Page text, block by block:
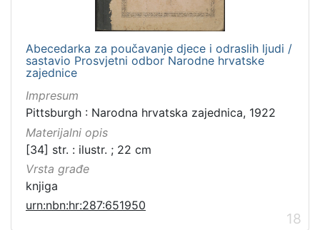
Abecedarka za poučavanje djece i odraslih ljudi /
sastavio Prosvjetni odbor Narodne hrvatske
zajednice
Impresum
Pittsburgh : Narodna hrvatska zajednica, 1922
Materijalni opis
[34] str. : ilustr. ; 22 cm
Vrsta građe
knjiga
urn:nbn:hr:287:651950
18